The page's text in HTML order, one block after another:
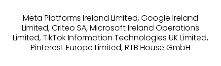
Alle Preise inkl. MwSt., zzgl.
Versandkosten
Meta Platforms Ireland Limited, Google Ireland
Limited, Criteo SA, Microsoft Ireland Operations
Limited, TikTok Information Technologies UK Limited,
Pinterest Europe Limited, RTB House GmbH